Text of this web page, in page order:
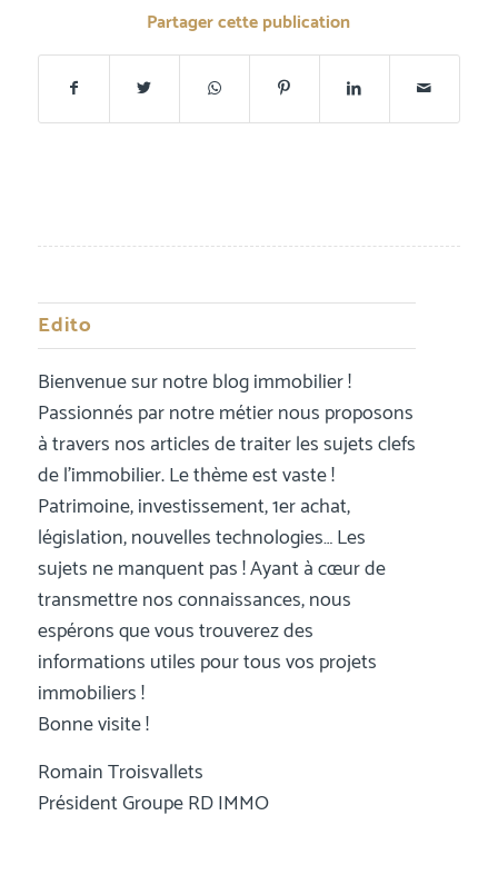
Partager cette publication
Edito
Bienvenue sur notre blog immobilier !
Passionnés par notre métier nous proposons
à travers nos articles de traiter les sujets clefs
de l’immobilier. Le thème est vaste !
Patrimoine, investissement, 1er achat,
législation, nouvelles technologies… Les
sujets ne manquent pas ! Ayant à cœur de
transmettre nos connaissances, nous
espérons que vous trouverez des
informations utiles pour tous vos projets
immobiliers !
Bonne visite !
Romain Troisvallets
Président Groupe RD IMMO